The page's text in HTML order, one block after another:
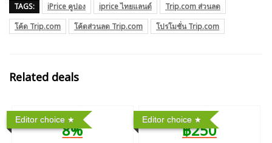
TAGS: iPrice คูปอง iprice ไทยแลนด์
Trip.com ส่วนลด
โค้ด Trip.com
โค้ดส่วนลด Trip.com โปรโมชั่น Trip.com
Related deals
Editor choice
8%
Editor choice
฿250